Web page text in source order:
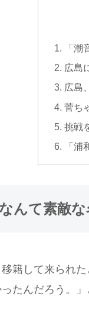
「
広島
広島
菅ち
挑戦
「
なんて素敵
籍して来られ
たんだろう。」